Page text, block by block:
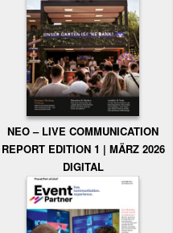
NEO – LIVE COMMUNICATION
REPORT EDITION 1 | MÄRZ 2026
DIGITAL